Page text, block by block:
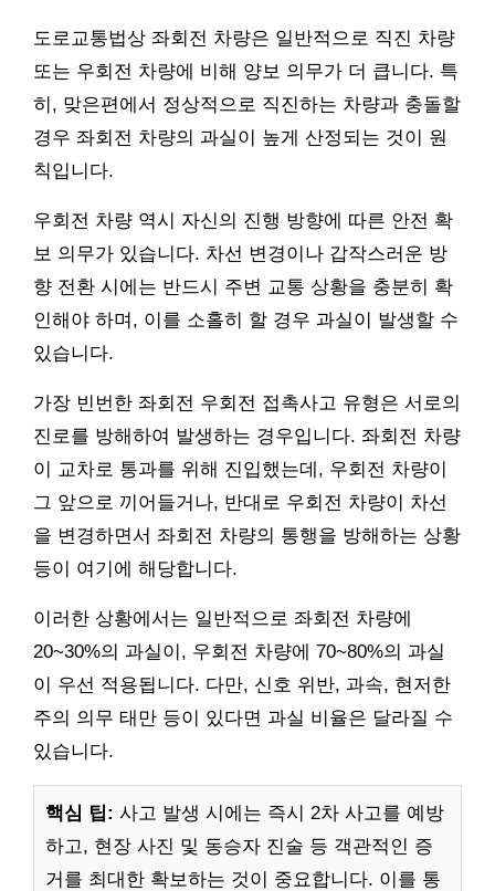
도로교통법상 좌회전 차량은 일반적으로 직진 차량
또는 우회전 차량에 비해 양보 의무가 더 큽니다. 특
히, 맞은편에서 정상적으로 직진하는 차량과 충돌할
경우 좌회전 차량의 과실이 높게 산정되는 것이 원
칙입니다.
우회전 차량 역시 자신의 진행 방향에 따른 안전 확
보 의무가 있습니다. 차선 변경이나 갑작스러운 방
향 전환 시에는 반드시 주변 교통 상황을 충분히 확
인해야 하며, 이를 소홀히 할 경우 과실이 발생할 수
있습니다.
가장 빈번한 좌회전 우회전 접촉사고 유형은 서로의
진로를 방해하여 발생하는 경우입니다. 좌회전 차량
이 교차로 통과를 위해 진입했는데, 우회전 차량이
그 앞으로 끼어들거나, 반대로 우회전 차량이 차선
을 변경하면서 좌회전 차량의 통행을 방해하는 상황
등이 여기에 해당합니다.
이러한 상황에서는 일반적으로 좌회전 차량에
20~30%의 과실이, 우회전 차량에 70~80%의 과실
이 우선 적용됩니다. 다만, 신호 위반, 과속, 현저한
주의 의무 태만 등이 있다면 과실 비율은 달라질 수
있습니다.
핵심 팁: 사고 발생 시에는 즉시 2차 사고를 예방
하고, 현장 사진 및 동승자 진술 등 객관적인 증
거를 최대한 확보하는 것이 중요합니다. 이를 통